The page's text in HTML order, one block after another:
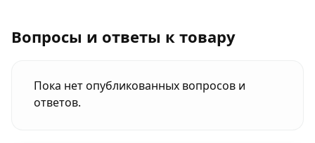
Вопросы и ответы к товару
Пока нет опубликованных вопросов и
ответов.